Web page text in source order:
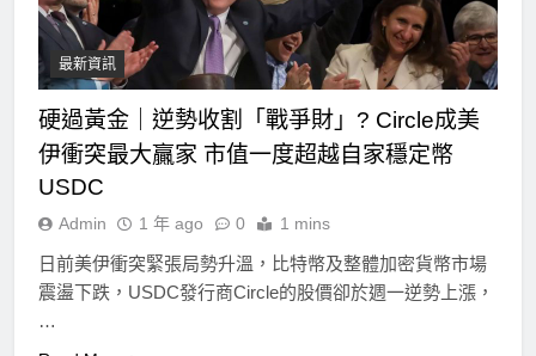
最新資訊
硬過黃金｜逆勢收割「戰爭財」? Circle成美
伊衝突最大贏家 市值一度超越自家穩定幣
USDC
Admin 1 年 ago 0 1 mins
日前美伊衝突緊張局勢升溫，比特幣及整體加密貨幣市場
震盪下跌，USDC發行商Circle的股價卻於週一逆勢上漲，
…